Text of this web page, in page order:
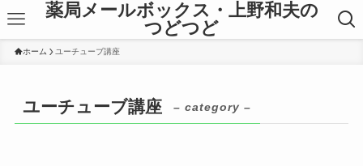
薬局メールボックス・上野和夫の
つどつど
ホーム ユーチューブ講座
ユーチューブ講座 – category –